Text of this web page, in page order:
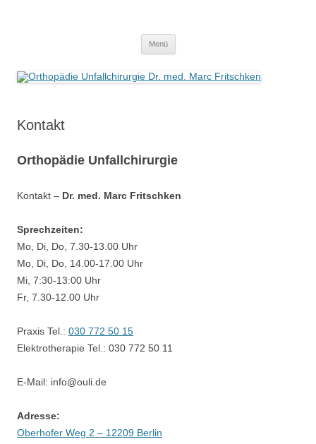
Marc Fritschken
Menü
Kontakt
Orthopädie Unfallchirurgie
Kontakt – Dr. med. Marc Fritschken
Sprechzeiten:
Mo, Di, Do, 7.30-13.00 Uhr
Mo, Di, Do, 14.00-17.00 Uhr
Mi, 7:30-13:00 Uhr
Fr, 7.30-12.00 Uhr
Praxis Tel.: 030 772 50 15
Elektrotherapie Tel.: 030 772 50 11
E-Mail: info@ouli.de
Adresse:
Oberhofer Weg 2 – 12209 Berlin